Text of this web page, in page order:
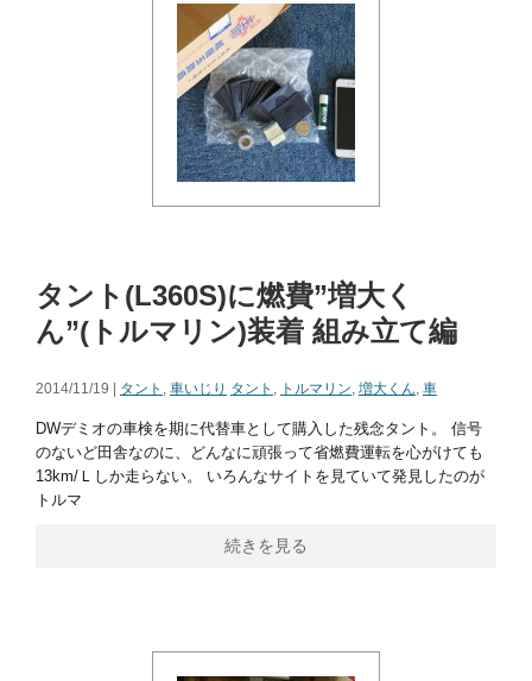
タント(L360S)に燃費”増大く
ん”(トルマリン)装着 組み立て編
2014/11/19 | タント , 車いじり タント , トルマリン, 増大くん, 車
DWデミオの車検を期に代替車として購入した残念タント。 信号
のないど田舎なのに、どんなに頑張って省燃費運転を心がけても
13km/Ｌしか走らない。 いろんなサイトを見ていて発見したのが
トルマ
続きを見る